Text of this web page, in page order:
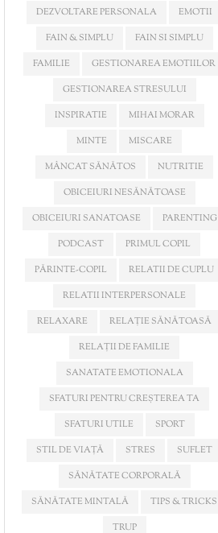
DEZVOLTARE PERSONALA
EMOTII
FAIN & SIMPLU
FAIN SI SIMPLU
FAMILIE
GESTIONAREA EMOTIILOR
GESTIONAREA STRESULUI
INSPIRATIE
MIHAI MORAR
MINTE
MISCARE
MÂNCAT SĂNĂTOS
NUTRITIE
OBICEIURI NESĂNĂTOASE
OBICEIURI SANATOASE
PARENTING
PODCAST
PRIMUL COPIL
PĂRINTE-COPIL
RELATII DE CUPLU
RELATII INTERPERSONALE
RELAXARE
RELAȚIE SĂNĂTOASĂ
RELAȚII DE FAMILIE
SANATATE EMOTIONALA
SFATURI PENTRU CREȘTEREA TA
SFATURI UTILE
SPORT
STIL DE VIAȚĂ
STRES
SUFLET
SĂNĂTATE CORPORALĂ
SĂNĂTATE MINTALĂ
TIPS & TRICKS
TRUP